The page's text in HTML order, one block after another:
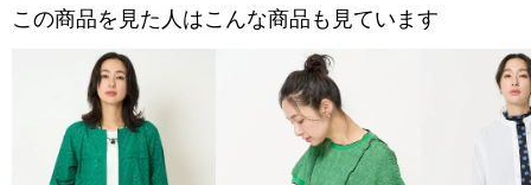
この商品を見た人はこんな商品も見ています